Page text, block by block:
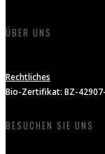
ÜBER UNS
Rechtliches
Bio-Zertifikat: BZ-
BESUCHEN SIE UNS